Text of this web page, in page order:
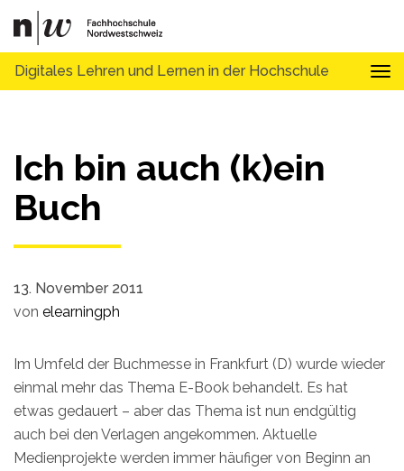
Digitales Lehren und Lernen in der Hochschule
Ich bin auch (k)ein
Buch
13. November 2011
von elearningph
Im Umfeld der Buchmesse in Frankfurt (D) wurde wieder
einmal mehr das Thema E-Book behandelt. Es hat
etwas gedauert – aber das Thema ist nun endgültig
auch bei den Verlagen angekommen. Aktuelle
Medienprojekte werden immer häufiger von Beginn an